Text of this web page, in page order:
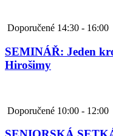
Doporučené 14:30 - 16:00
SEMINÁŘ: Jeden
Hirošimy
Doporučené 10:00 - 12:00